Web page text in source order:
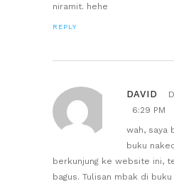
niramit. hehe
REPLY
DAVID
6:29 PM
wah, saya
buku
berkunjung ke website ini,
bagus. Tulisan mbak di buku